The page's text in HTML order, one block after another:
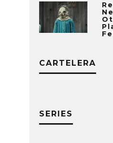
CARTELERA
SERIES